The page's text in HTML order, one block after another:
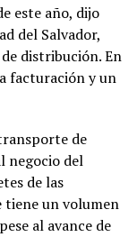
este año, dijo
del Salvador,
distribución. En
facturación y un
de
negocio del
de las
tiene un volumen
al avance de